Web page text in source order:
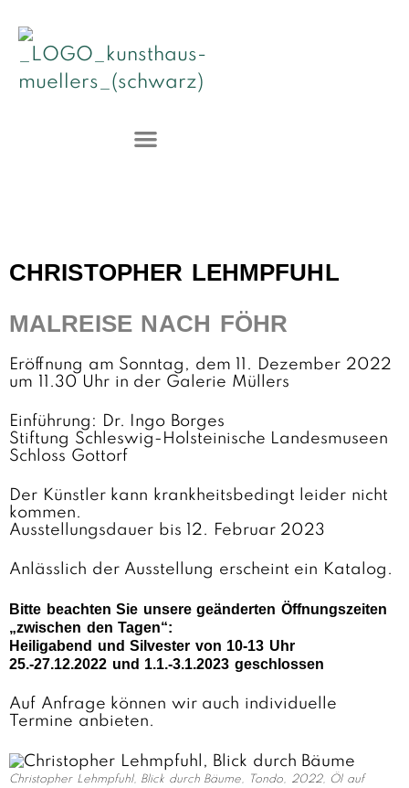
Christopher Lehmpfuhl, Blick durch Bäume, Tondo, 2022, Öl auf
CHRISTOPHER LEHMPFUHL
MALREISE NACH FÖHR
Eröffnung am Sonntag, dem 11. Dezember 2022
um 11.30 Uhr in der Galerie Müllers
Einführung: Dr. Ingo Borges
Stiftung Schleswig-Holsteinische Landesmuseen
Schloss Gottorf
Der Künstler kann krankheitsbedingt leider nicht
kommen.
Ausstellungsdauer bis 12. Februar 2023
Anlässlich der Ausstellung erscheint ein Katalog.
Bitte beachten Sie unsere geänderten Öffnungszeiten
„zwischen den Tagen“:
Heiligabend und Silvester von 10-13 Uhr
25.-27.12.2022 und 1.1.-3.1.2023 geschlossen
Auf Anfrage können wir auch individuelle
Termine anbieten.